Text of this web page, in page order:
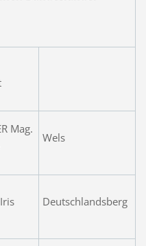
Mag.
Wels
Deutschlandsberg